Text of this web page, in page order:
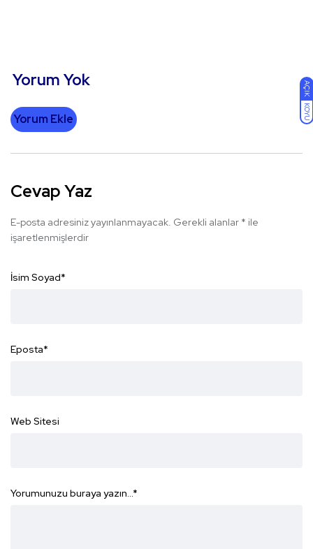
AÇIK
KOYU
Yorum Yok
Yorum Ekle
Cevap Yaz
E-posta adresiniz yayınlanmayacak. Gerekli alanlar * ile
işaretlenmişlerdir
İsim Soyad*
Eposta*
Web Sitesi
Yorumunuzu buraya yazın...*